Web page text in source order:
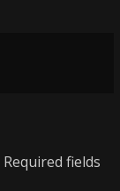
Required fields